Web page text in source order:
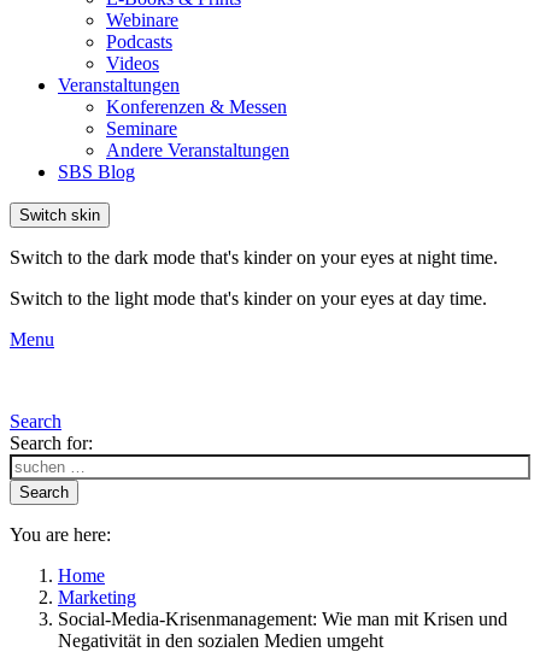
Webinare
Podcasts
Videos
Veranstaltungen
Konferenzen & Messen
Seminare
Andere Veranstaltungen
SBS Blog
Switch skin
Switch to the dark mode that's kinder on your eyes at night time.
Switch to the light mode that's kinder on your eyes at day time.
Menu
Search
Search for:
Search
You are here:
Home
Marketing
Social-Media-Krisenmanagement: Wie man mit Krisen und
Negativität in den sozialen Medien umgeht